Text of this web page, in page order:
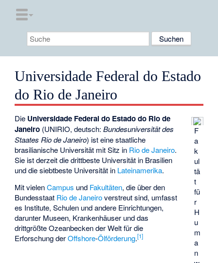
Universidade Federal do Estado
do Rio de Janeiro
F
a
k
ul
tä
t
fü
r
H
u
m
a
n
Die Universidade Federal do Estado do Rio de
Janeiro (UNIRIO, deutsch:Bundesuniversität des
Staates Rio de Janeiro) ist eine staatliche
brasilianische Universität mit Sitz in Rio de Janeiro.
Sie ist derzeit die drittbeste Universität in Brasilien
und die siebtbeste Universität in Lateinamerika.
Mit vielenCampus und Fakultäten, die über den
Bundesstaat Rio de Janeiroverstreut sind, umfasst
es Institute, Schulen und andere Einrichtungen,
darunter Museen, Krankenhäuser und das
drittgrößteOzeanbeckender Welt für die
Erforschung derOffshore-Ölförderung.[1]